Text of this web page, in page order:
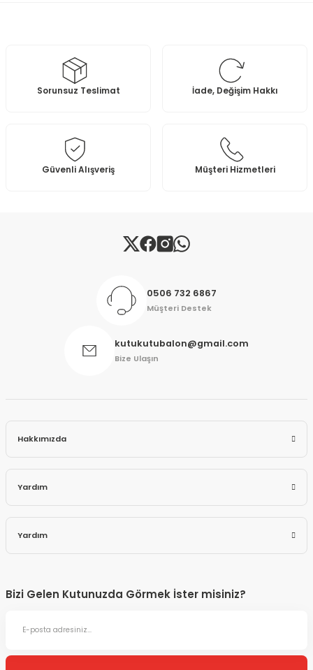
Ürün resmi kalitesiz, bozuk veya görüntülenemiyor.
Ürün açıklamasında eksik bilgiler bulunuyor.
Bu ürüne benzer farklı alternatifler olmalı.
Gönder
Sorunsuz Teslimat İade, Değişim Hakkı
Güvenli Alışveriş Müşteri Hizmetleri
0506 732 6867
Müşteri Destek
kutukutubalon@gmail.com
Bize Ulaşın
Hakkımızda
Yardım
Yardım
Bizi Gelen Kutunuzda Görmek İster misiniz?